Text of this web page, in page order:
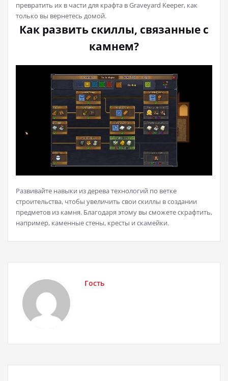
превратить их в части для крафта в Graveyard Keeper, как
только вы вернетесь домой.
Как развить скиллы, связанные с
камнем?
Развивайте навыки из дерева технологий по ветке
строительства, чтобы увеличить свои скиллы в создании
предметов из камня. Благодаря этому вы сможете скрафтить,
например, каменные стены, кресты и скамейки.
Гость